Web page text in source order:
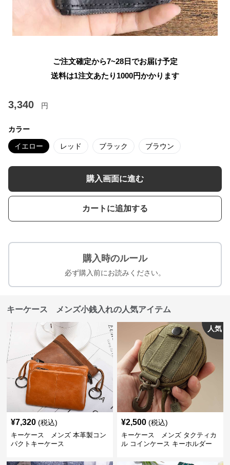
ご注文確定から7~28日でお届け予定
送料は1注文あたり 1000円かかります
3,340 円
カラー
イエロー レッド ブラック ブラウン
購入画面に進む
カートに追加する
購入時のルール
必ず購入前にお読みください。
キーケース メンズ小銭入れの人気アイテム
¥7,320 (税込)
キーケース メンズ 本革製コン
パクトキーケース
人気
¥2,500 (税込)
キーケース メンズ タクティカ
ル コインケース キーホルダー